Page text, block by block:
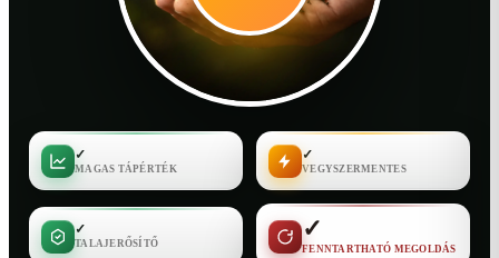
✓
MAGAS TÁPÉRTÉK
✓
VEGYSZERMENTES
✓
TALAJERŐSÍTŐ
✓
FENNTARTHATÓ MEGOLDÁS